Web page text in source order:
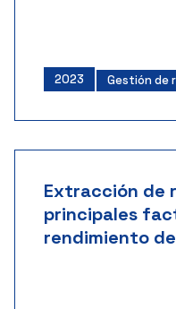
2023 Gestión de
Extracción de
principales
rendimiento